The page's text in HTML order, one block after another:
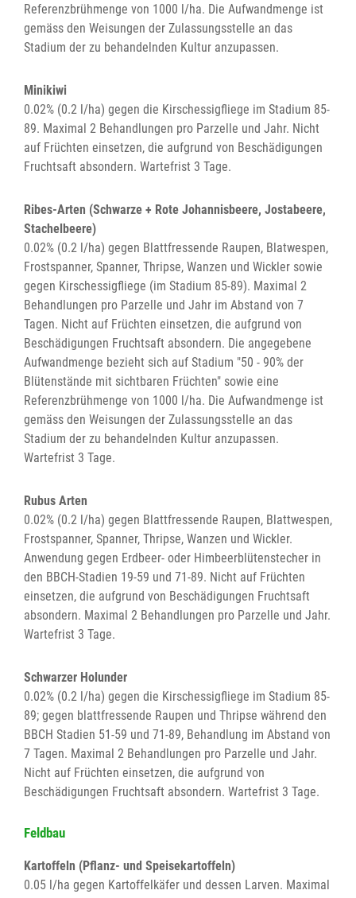
Referenzbrühmenge von 1000 l/ha. Die Aufwandmenge ist
gemäss den Weisungen der Zulassungsstelle an das
Stadium der zu behandelnden Kultur anzupassen.
Minikiwi
0.02% (0.2 l/ha) gegen die Kirschessigfliege im Stadium 85-
89. Maximal 2 Behandlungen pro Parzelle und Jahr. Nicht
auf Früchten einsetzen, die aufgrund von Beschädigungen
Fruchtsaft absondern. Wartefrist 3 Tage.
Ribes-Arten (Schwarze + Rote Johannisbeere, Jostabeere,
Stachelbeere)
0.02% (0.2 l/ha) gegen Blattfressende Raupen, Blatwespen,
Frostspanner, Spanner, Thripse, Wanzen und Wickler sowie
gegen Kirschessigfliege (im Stadium 85-89). Maximal 2
Behandlungen pro Parzelle und Jahr im Abstand von 7
Tagen. Nicht auf Früchten einsetzen, die aufgrund von
Beschädigungen Fruchtsaft absondern. Die angegebene
Aufwandmenge bezieht sich auf Stadium "50 - 90% der
Blütenstände mit sichtbaren Früchten" sowie eine
Referenzbrühmenge von 1000 l/ha. Die Aufwandmenge ist
gemäss den Weisungen der Zulassungsstelle an das
Stadium der zu behandelnden Kultur anzupassen.
Wartefrist 3 Tage.
Rubus Arten
0.02% (0.2 l/ha) gegen Blattfressende Raupen, Blattwespen,
Frostspanner, Spanner, Thripse, Wanzen und Wickler.
Anwendung gegen Erdbeer- oder Himbeerblütenstecher in
den BBCH-Stadien 19-59 und 71-89. Nicht auf Früchten
einsetzen, die aufgrund von Beschädigungen Fruchtsaft
absondern. Maximal 2 Behandlungen pro Parzelle und Jahr.
Wartefrist 3 Tage.
Schwarzer Holunder
0.02% (0.2 l/ha) gegen die Kirschessigfliege im Stadium 85-
89; gegen blattfressende Raupen und Thripse während den
BBCH Stadien 51-59 und 71-89, Behandlung im Abstand von
7 Tagen. Maximal 2 Behandlungen pro Parzelle und Jahr.
Nicht auf Früchten einsetzen, die aufgrund von
Beschädigungen Fruchtsaft absondern. Wartefrist 3 Tage.
Feldbau
Kartoffeln (Pflanz- und Speisekartoffeln)
0.05 l/ha gegen Kartoffelkäfer und dessen Larven. Maximal